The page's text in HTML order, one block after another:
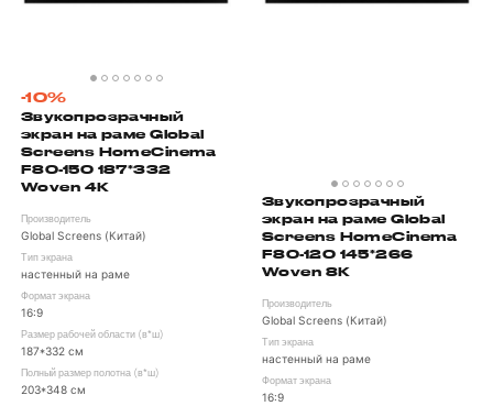
-10%
Звукопрозрачный
экран на раме Global
Screens HomeCinema
F80-150 187*332
Woven 4K
Производитель
Global Screens (Китай)
Тип экрана
настенный на раме
Формат экрана
16:9
Размер рабочей области (в*ш)
187*332 см
Полный размер полотна (в*ш)
203*348 см
Звукопрозрачный
экран на раме Global
Screens HomeCinema
F80-120 145*266
Woven 8K
Производитель
Global Screens (Китай)
Тип экрана
настенный на раме
Формат экрана
16:9